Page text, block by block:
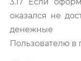
оказался не
денежные
Пользователю